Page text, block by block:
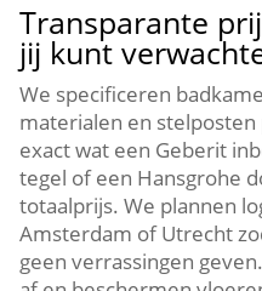
Transparante
jij kunt
We specificeren
materialen en
exact wat een Geberit
tegel of een Hansgrohe
totaalprijs.​ We plannen
Amsterdam of Utrecht
geen verrassingen